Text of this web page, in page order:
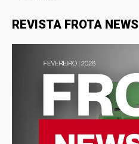
REVISTA FROTA NEWS